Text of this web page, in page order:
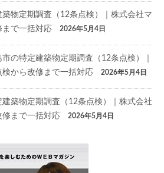
物定期調査（12条点検）｜株式会社マ
まで一括対応
2026年5月4日
の特定建築物定期調査（12条点検）｜
から改修まで一括対応
2026年5月4日
築物定期調査（12条点検）｜株式会社
修まで一括対応
2026年5月4日